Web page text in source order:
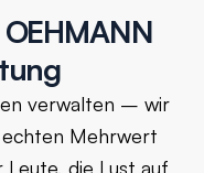
OEHMANN
verwalten – wir
echten Mehrwert
die Lust auf